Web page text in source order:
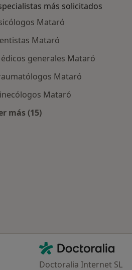
más solicitados
Mataró
Mataró
generales Mataró
Mataró
Mataró
más (15)
Contacto
Doctoralia - Página de inicio
Doctoralia Internet SL